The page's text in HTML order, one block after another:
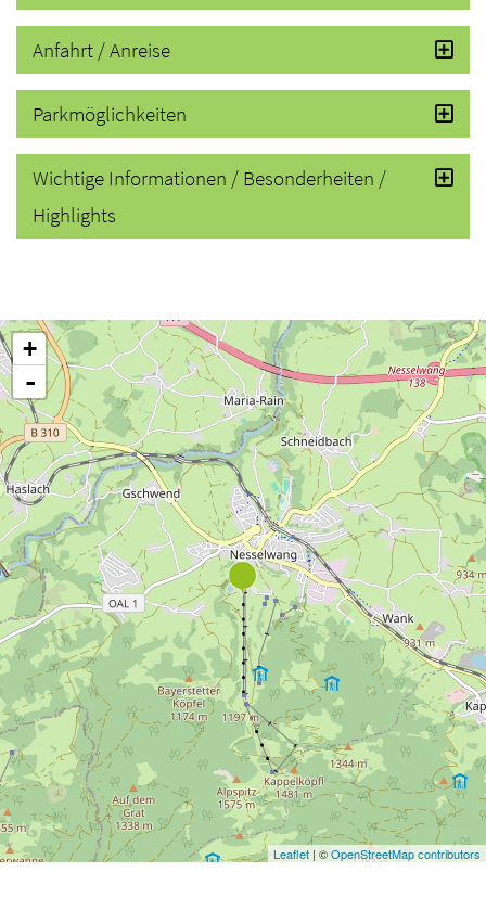
Anfahrt / Anreise
Parkmöglichkeiten
Wichtige Informationen / Besonderheiten /
Highlights
+
-
Leaflet | ©OpenStreetMap contributors